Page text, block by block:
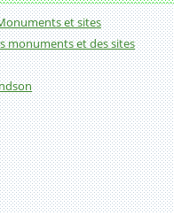
et sites
monuments et des sites